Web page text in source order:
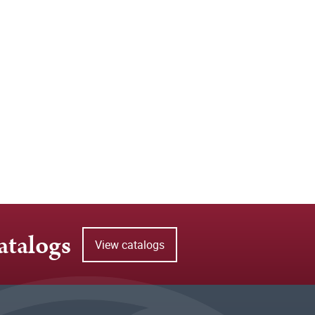
View catalogs